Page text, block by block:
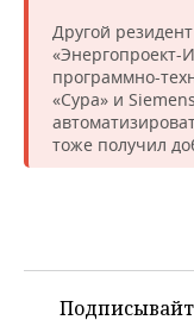
Другой
«Энергопроект-
программно-
«Сура» и
тоже получил